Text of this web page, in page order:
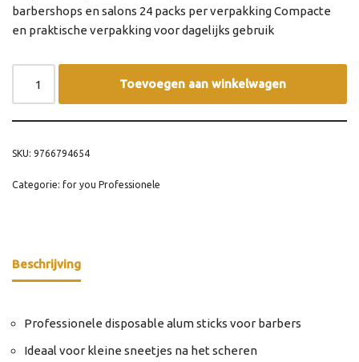
barbershops en salons 24 packs per verpakking Compacte
en praktische verpakking voor dagelijks gebruik
Toevoegen aan winkelwagen
SKU: 9766794654
Categorie: for you Professionele
Beschrijving
Professionele disposable alum sticks voor barbers
Ideaal voor kleine sneetjes na het scheren